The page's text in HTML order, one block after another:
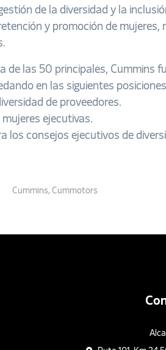
de la diversidad y la
y promoción de mujeres,
de las 50 principales, Cummins
en las siguientes
de proveedores.
ejecutivas.
los consejos ejecutivos de
Cummins, Cummotors